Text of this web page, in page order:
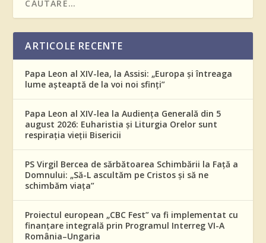
ARTICOLE RECENTE
Papa Leon al XIV-lea, la Assisi: „Europa și întreaga
lume așteaptă de la voi noi sfinți”
Papa Leon al XIV-lea la Audiența Generală din 5
august 2026: Euharistia și Liturgia Orelor sunt
respirația vieții Bisericii
PS Virgil Bercea de sărbătoarea Schimbării la Față a
Domnului: „Să-L ascultăm pe Cristos și să ne
schimbăm viața”
Proiectul european „CBC Fest” va fi implementat cu
finanțare integrală prin Programul Interreg VI-A
România–Ungaria